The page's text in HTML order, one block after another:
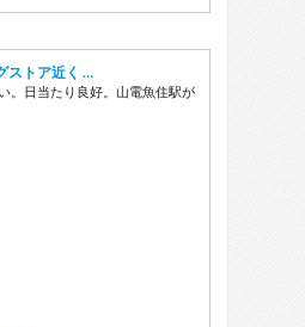
ストア近く …
。日当たり良好。山電魚住駅が